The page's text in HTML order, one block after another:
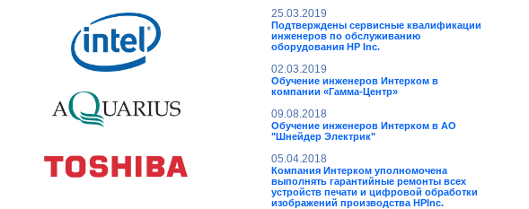
25.03.2019
Подтверждены сервисные квалификации
инженеров по обслуживанию
оборудования HP Inc.
02.03.2019
Обучение инженеров Интерком в
компании «Гамма-Центр»
09.08.2018
Обучение инженеров Интерком в АО
"Шнейдер Электрик"
05.04.2018
Компания Интерком уполномочена
выполнять гарантийные ремонты всех
устройств печати и цифровой обработки
изображений производства HPInc.